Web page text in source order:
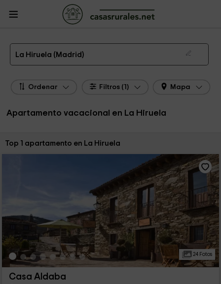
Casas Rurales
Apartamentos La Hiruela
Apartamento de alquiler en La Hiruela
La Hiruela (Madrid)
Ordenar Filtros (1) Mapa
Apartamento vacacional en La Hiruela
Ordenar por:
Top 1 apartamento en La Hiruela
24 Fotos
Casa Aldaba